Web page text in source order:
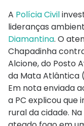
A Polícia Civil
lideranças
Diamantina. O
Chapadinha
Alcione, do Posto
da Mata Atlântica
Em nota enviada
a PC explicou que
rural da cidade.